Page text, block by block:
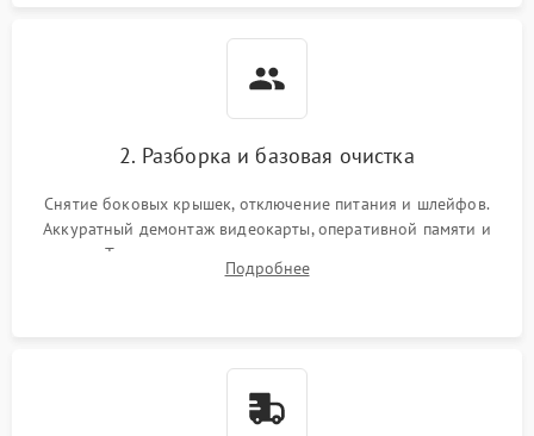
2. Разборка и базовая очистка
Снятие боковых крышек, отключение питания и шлейфов.
Аккуратный демонтаж видеокарты, оперативной памяти и
кулеров. Тщательная очистка корпуса и радиаторов от пыли
с помощью сжатого воздуха для предотвращения
Подробнее